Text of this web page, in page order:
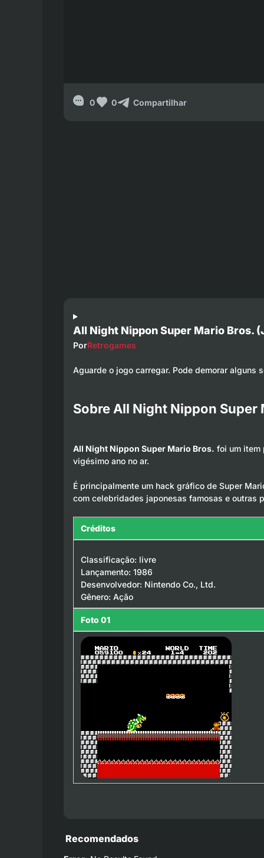
0 0 Compartilhar
All Night Nippon Super Mario Bros.
PorRetrogames
Aguarde o jogo carregar. Pode demorar alguns
Sobre All Night Nippon Super
All Night Nippon Super Mario Bros. foi um item
vigésimo ano no ar.
É principalmente um hack gráfico de Super
com celebridades japonesas famosas e outras
Créditos
Classificação: livre
Lançamento: 1986
Desenvolvedor: Nintendo Co., Ltd.
Gênero: Ação
Foto 01
Recomendados